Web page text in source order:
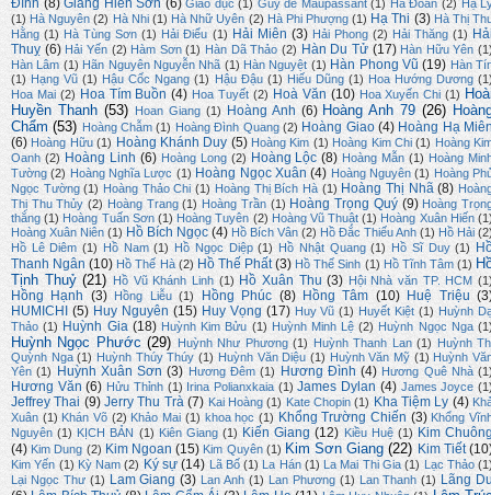
Đình (8) Giang Hiền Sơn (6) Giáo dục (1) Guy de Maupassant (1) Hà Đoàn (2) Hạ
(1) Hà Nguyên (2) Hà Nhi (1) Hà Nhữ Uyên (2) Hà Phi Phượng (1) Hạ Thi (3) Hà Thị
Hằng (1) Hà Tùng Sơn (1) Hải Điểu (1) Hải Miên (3) Hải Phong (2) Hải Thăng (1)
Thuỵ (6) Hải Yến (2) Hàm Sơn (1) Hàn Dã Thảo (2) Hàn Du Tử (17) Hàn Hữu Yên
Hàn Lâm (1) Hãn Nguyên Nguyễn Nhã (1) Hàn Nguyệt (1) Hàn Phong Vũ (19) Hàn
(1) Hạng Vũ (1) Hậu Cốc Ngang (1) Hậu Đậu (1) Hiếu Dũng (1) Hoa Hướng Dương
Hoa Mai (2) Hoa Tím Buồn (4) Hoa Tuyết (2) Hoà Văn (10) Hoa Xuyến Chi (1)
Huyền Thanh (53) Hoan Giang (1) Hoàng Anh (6) Hoàng Anh 79 (26)
Chẩm (53) Hoàng Chẫm (1) Hoàng Đình Quang (2) Hoàng Giao (4) Hoàng Hạ
(6) Hoàng Hữu (1) Hoàng Khánh Duy (5) Hoàng Kim (1) Hoàng Kim Chi (1) Hoàng
Oanh (2) Hoàng Linh (6) Hoàng Long (2) Hoàng Lộc (8) Hoàng Mẫn (1) Hoàng
Tường (2) Hoàng Nghĩa Lược (1) Hoàng Ngọc Xuân (4) Hoàng Nguyên (1) Hoàng
Ngọc Tường (1) Hoàng Thảo Chi (1) Hoàng Thị Bích Hà (1) Hoàng Thị Nhã (8)
Thị Thu Thủy (2) Hoàng Trang (1) Hoàng Trần (1) Hoàng Trọng Quý (9) Hoàng
thắng (1) Hoàng Tuấn Sơn (1) Hoàng Tuyên (2) Hoàng Vũ Thuật (1) Hoàng Xuân Hiến
Hoàng Xuân Niên (1) Hồ Bích Ngọc (4) Hồ Bích Vân (2) Hồ Đắc Thiếu Anh (1) Hồ Hải
Hồ Lê Diêm (1) Hồ Nam (1) Hồ Ngọc Diệp (1) Hồ Nhật Quang (1) Hồ Sĩ Duy (1)
Thanh Ngân (10) Hồ Thế Hà (2) Hồ Thế Phất (3) Hồ Thế Sinh (1) Hồ Tĩnh Tâm (1)
Tịnh Thuỷ (21) Hồ Vũ Khánh Linh (1) Hồ Xuân Thu (3) Hội Nhà văn TP. HCM
Hồng Hạnh (3) Hồng Liễu (1) Hồng Phúc (8) Hồng Tâm (10) Huệ Triệu
HUMICHI (5) Huy Nguyên (15) Huy Vọng (17) Huy Vũ (1) Huyết Kiệt (1) Huỳnh
Thảo (1) Huỳnh Gia (18) Huỳnh Kim Bửu (1) Huỳnh Minh Lệ (2) Huỳnh Ngọc Nga
Huỳnh Ngọc Phước (29) Huỳnh Như Phương (1) Huỳnh Thanh Lan (1)
Huỳnh
Quỳnh Nga (1) Huỳnh Thúy Thúy (1) Huỳnh Văn Diệu (1) Huỳnh Văn Mỹ (1) Huỳnh
Yên (1) Huỳnh Xuân Sơn (3) Hương Đêm (1) Hương Đình (4) Hương Quê Nhà
Hương Văn (6) Hửu Thỉnh (1) Irina Polianxkaia (1) James Dylan (4) James Joyce
Jeffrey Thai (9) Jerry Thu Trà (7) Kai Hoàng (1) Kate Chopin (1) Kha Tiệm Ly (4)
Xuân (1) Khán Võ (2) Khảo Mai (1) khoa học (1) Khổng Trường Chiến (3) Khổng
Nguyên (1) KỊCH BẢN (1) Kiên Giang (1) Kiến Giang (12) Kiều Huệ (1) Kim
(4) Kim Dung (2) Kim Ngoan (15) Kim Quyên (1) Kim Sơn Giang (22) Kim Tiết
Kim Yến (1) Kỳ Nam (2) Ký sự (14) Lã Bố (1) La Hán (1) La Mai Thi Gia (1) Lạc Thảo
Lại Ngọc Thư (1) Lam Giang (3) Lan Anh (1) Lan Phương (1) Lan Thanh (1) Lãng